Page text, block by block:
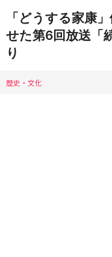
「どうする家康
せた第6回放送「
り
歴史・文化